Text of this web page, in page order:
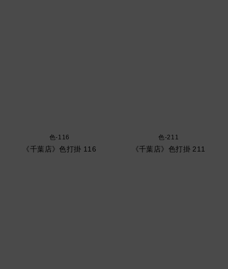
色-116
《千葉店》色打掛 116
色-211
《千葉店》色打掛 211